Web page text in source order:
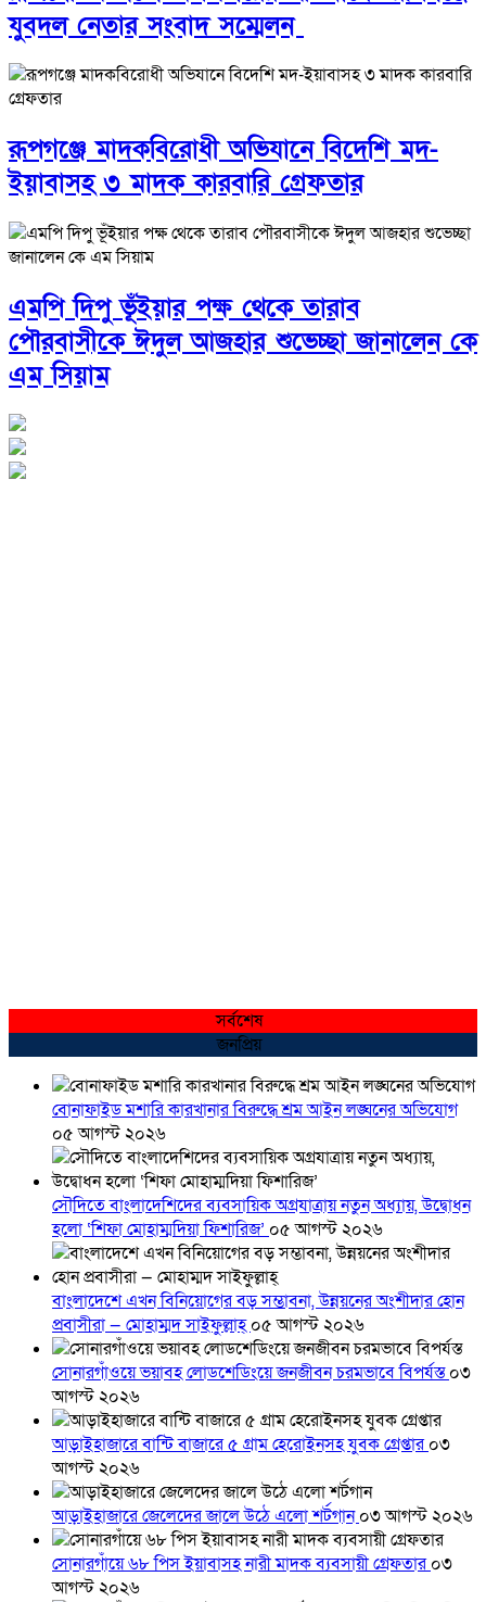
যুবদল নেতার সংবাদ সম্মেলন ‎
রূপগঞ্জে মাদকবিরোধী অভিযানে বিদেশি মদ-
ইয়াবাসহ ৩ মাদক কারবারি গ্রেফতার
এমপি দিপু ভূঁইয়ার পক্ষ থেকে তারাব
পৌরবাসীকে ঈদুল আজহার শুভেচ্ছা জানালেন কে
এম সিয়াম
সর্বশেষ
জনপ্রিয়
বোনাফাইড মশারি কারখানার বিরুদ্ধে শ্রম আইন লঙ্ঘনের অভিযোগ
০৫ আগস্ট ২০২৬
সৌদিতে বাংলাদেশিদের ব্যবসায়িক অগ্রযাত্রায় নতুন অধ্যায়, উদ্বোধন
হলো ‘শিফা মোহাম্মদিয়া ফিশারিজ’ ০৫ আগস্ট ২০২৬
বাংলাদেশে এখন বিনিয়োগের বড় সম্ভাবনা, উন্নয়নের অংশীদার হোন
প্রবাসীরা — মোহাম্মদ সাইফুল্লাহ্০৫ আগস্ট ২০২৬
সোনারগাঁওয়ে ভয়াবহ লোডশেডিংয়ে জনজীবন চরমভাবে বিপর্যস্ত০৩
আগস্ট ২০২৬
আড়াইহাজারে বান্টি বাজারে ৫ গ্রাম হেরোইনসহ যুবক গ্রেপ্তার০৩
আগস্ট ২০২৬
আড়াইহাজারে জেলেদের জালে উঠে এলো শর্টগান০৩ আগস্ট ২০২৬
সোনারগাঁয়ে ৬৮ পিস ইয়াবাসহ নারী মাদক ব্যবসায়ী গ্রেফতার০৩
আগস্ট ২০২৬